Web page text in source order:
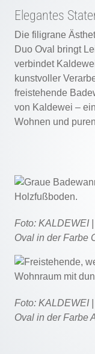
Elegantes
Die filigrane
Duo Oval bringt
verbindet
kunstvoller
freistehende
von Kaldewei –
Wohnen und
Foto: KALDEWEI |
Oval in der Farbe
Foto: KALDEWEI
Oval in der Farbe